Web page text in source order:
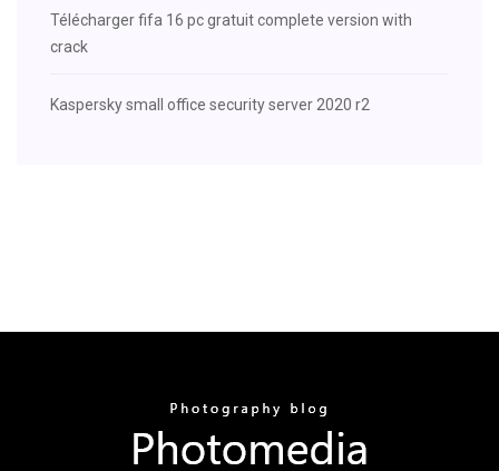
Télécharger fifa 16 pc gratuit complete version with
crack
Kaspersky small office security server 2020 r2